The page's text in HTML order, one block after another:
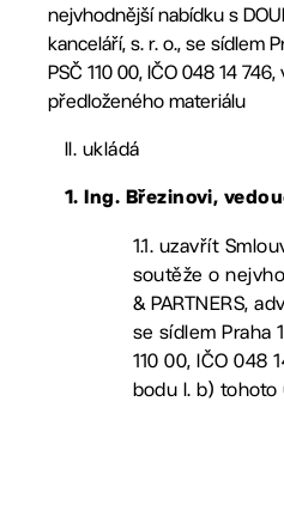
nejvhodnější nabídku s
kanceláří, s. r. o., se sídlem
PSČ 110 00, IČO 048 14
předloženého materiálu
II. ukládá
1. Ing. Březinovi,
1.1. uzavřít
soutěže o
& PARTNERS,
se sídlem Praha
110 00, IČO 048
bodu I. b)